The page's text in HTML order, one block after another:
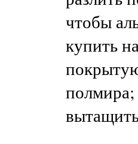
чтобы
купить
полмира;